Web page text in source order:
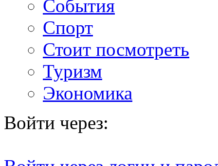
События
Спорт
Стоит посмотреть
Туризм
Экономика
Войти через: